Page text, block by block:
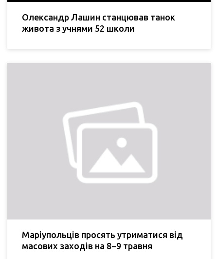
Олександр Лашин станцював танок
живота з учнями 52 школи
Маріупольців просять утриматися від
масових заходів на 8−9 травня